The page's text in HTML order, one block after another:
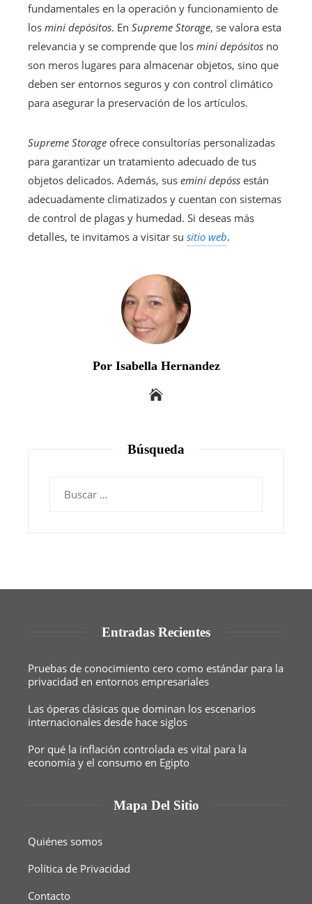
fundamentales en la operación y funcionamiento de
los mini depósitos. En Supreme Storage, se valora esta
relevancia y se comprende que los mini depósitos no
son meros lugares para almacenar objetos, sino que
deben ser entornos seguros y con control climático
para asegurar la preservación de los artículos.
Supreme Storage ofrece consultorías personalizadas
para garantizar un tratamiento adecuado de tus
objetos delicados. Además, sus emini depóss están
adecuadamente climatizados y cuentan con sistemas
de control de plagas y humedad. Si deseas más
detalles, te invitamos a visitar su sitio web.
Por Isabella Hernandez
Búsqueda
Entradas Recientes
Pruebas de conocimiento cero como estándar para la
privacidad en entornos empresariales
Las óperas clásicas que dominan los escenarios
internacionales desde hace siglos
Por qué la inflación controlada es vital para la
economía y el consumo en Egipto
Mapa Del Sitio
Quiénes somos
Política de Privacidad
Contacto